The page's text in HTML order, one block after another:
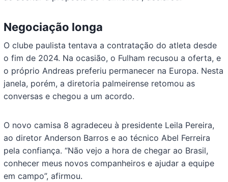
Negociação longa
O clube paulista tentava a contratação do atleta desde
o fim de 2024. Na ocasião, o Fulham recusou a oferta, e
o próprio Andreas preferiu permanecer na Europa. Nesta
janela, porém, a diretoria palmeirense retomou as
conversas e chegou a um acordo.
O novo camisa 8 agradeceu à presidente Leila Pereira,
ao diretor Anderson Barros e ao técnico Abel Ferreira
pela confiança. “Não vejo a hora de chegar ao Brasil,
conhecer meus novos companheiros e ajudar a equipe
em campo”, afirmou.